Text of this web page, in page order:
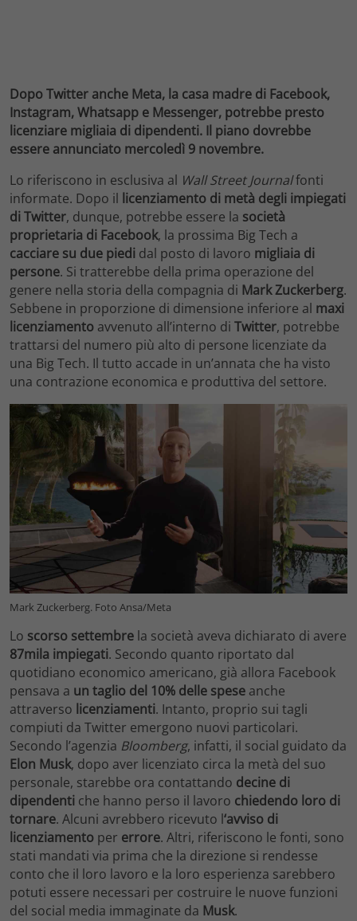
Dopo Twitter anche Meta, la casa madre di Facebook,
Instagram, Whatsapp e Messenger, potrebbe presto
licenziare migliaia di dipendenti. Il piano dovrebbe
essere annunciato mercoledì 9 novembre.
Lo riferiscono in esclusiva al Wall Street Journalfonti
informate. Dopo il licenziamento di metà degli impiegati
di Twitter, dunque, potrebbe essere la società
proprietaria di Facebook, la prossima Big Tech a
cacciare su due piedi dal posto di lavoro migliaia di
persone. Si tratterebbe della prima operazione del
genere nella storia della compagnia di Mark Zuckerberg.
Sebbene in proporzione di dimensione inferiore al maxi
licenziamento avvenuto all’interno di Twitter, potrebbe
trattarsi del numero più alto di persone licenziate da
una Big Tech. Il tutto accade in un’annata che ha visto
una contrazione economica e produttiva del settore.
Mark Zuckerberg. Foto Ansa/Meta
Lo scorso settembre la società aveva dichiarato di avere
87mila impiegati. Secondo quanto riportato dal
quotidiano economico americano, già allora Facebook
pensava a un taglio del 10% delle spese anche
attraverso licenziamenti. Intanto, proprio sui tagli
compiuti da Twitter emergono nuovi particolari.
Secondo l’agenzia Bloomberg, infatti, il social guidato da
Elon Musk, dopo aver licenziato circa la metà del suo
personale, starebbe ora contattando decine di
dipendenti che hanno perso il lavoro chiedendo loro di
tornare. Alcuni avrebbero ricevuto l‘avviso di
licenziamento per errore. Altri, riferiscono le fonti, sono
stati mandati via prima che la direzione si rendesse
conto che il loro lavoro e la loro esperienza sarebbero
potuti essere necessari per costruire le nuove funzioni
del social media immaginate da Musk.